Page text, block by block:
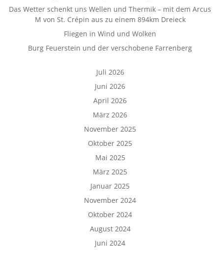
Das Wetter schenkt uns Wellen und Thermik – mit dem Arcus
M von St. Crépin aus zu einem 894km Dreieck
Fliegen in Wind und Wolken
Burg Feuerstein und der verschobene Farrenberg
Juli 2026
Juni 2026
April 2026
März 2026
November 2025
Oktober 2025
Mai 2025
März 2025
Januar 2025
November 2024
Oktober 2024
August 2024
Juni 2024